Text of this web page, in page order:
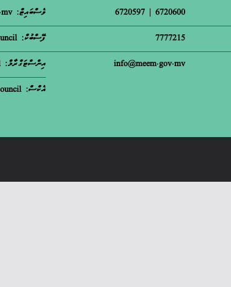
ވެސްބައިޓް: meem.gov.mv
ފޭސްބުކް: matollcouncil
އިންސްޓަގްރާމް: m.atollcouncil
އެކްސް: matollcouncil
6720600 | 6720597
7777215
info@meem.gov.mv